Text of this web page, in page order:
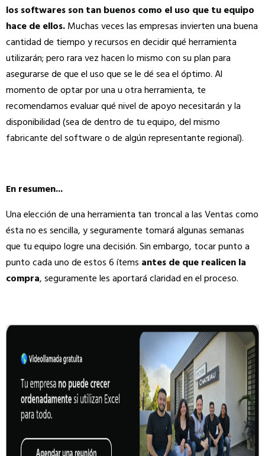
los softwares son tan buenos como el uso que tu equipo
hace de ellos.Muchas veces las empresas invierten una buena
cantidad de tiempo y recursos en decidir qué herramienta
utilizarán; pero rara vez hacen lo mismo con su plan para
asegurarse de que el uso que se le dé sea el óptimo. Al
momento de optar por una u otra herramienta, te
recomendamos evaluar qué nivel de apoyo necesitarán y la
disponibilidad (sea de dentro de tu equipo, del mismo
fabricante del software o de algún representante regional).
En resumen...
Una elección de una herramienta tan troncal a las Ventas como
ésta no es sencilla, y seguramente tomará algunas semanas
que tu equipo logre una decisión. Sin embargo, tocar punto a
punto cada uno de estos 6 ítems antes de que realicen la
compra, seguramente les aportará claridad en el proceso.